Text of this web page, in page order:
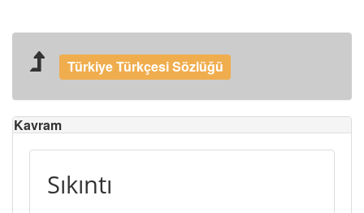
Türkiye Türkçesi Sözlüğü
Kavram
Sıkıntı